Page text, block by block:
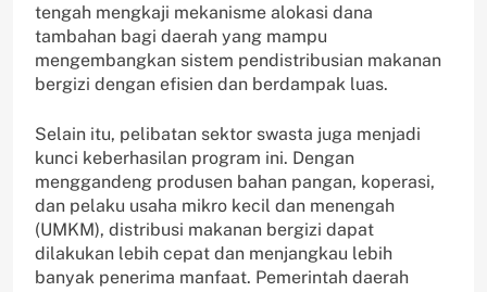
tengah mengkaji mekanisme alokasi dana
tambahan bagi daerah yang mampu
mengembangkan sistem pendistribusian makanan
bergizi dengan efisien dan berdampak luas.
Selain itu, pelibatan sektor swasta juga menjadi
kunci keberhasilan program ini. Dengan
menggandeng produsen bahan pangan, koperasi,
dan pelaku usaha mikro kecil dan menengah
(UMKM), distribusi makanan bergizi dapat
dilakukan lebih cepat dan menjangkau lebih
banyak penerima manfaat. Pemerintah daerah